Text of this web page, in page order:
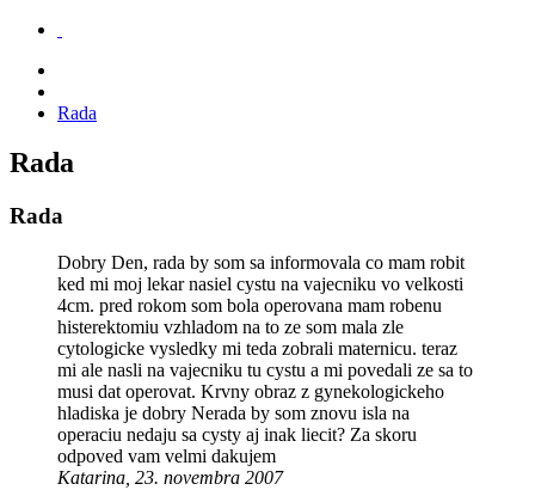
Rada
Rada
Rada
Dobry Den, rada by som sa informovala co mam robit
ked mi moj lekar nasiel cystu na vajecniku vo velkosti
4cm. pred rokom som bola operovana mam robenu
histerektomiu vzhladom na to ze som mala zle
cytologicke vysledky mi teda zobrali maternicu. teraz
mi ale nasli na vajecniku tu cystu a mi povedali ze sa to
musi dat operovat. Krvny obraz z gynekologickeho
hladiska je dobry Nerada by som znovu isla na
operaciu nedaju sa cysty aj inak liecit? Za skoru
odpoved vam velmi dakujem
Katarina, 23. novembra 2007